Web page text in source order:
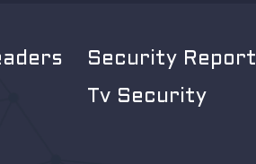
Security Report
Tv Security